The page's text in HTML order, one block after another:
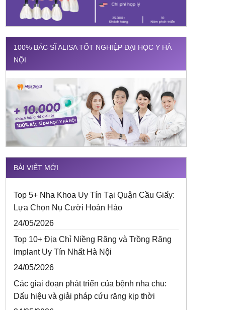
100% BÁC SĨ ALISA TỐT NGHIỆP ĐẠI HỌC Y HÀ
NỘI
BÀI VIẾT MỚI
Top 5+ Nha Khoa Uy Tín Tại Quận Cầu Giấy:
Lựa Chọn Nụ Cười Hoàn Hảo
24/05/2026
Top 10+ Địa Chỉ Niềng Răng và Trồng Răng
Implant Uy Tín Nhất Hà Nội
24/05/2026
Các giai đoạn phát triển của bệnh nha chu:
Dấu hiệu và giải pháp cứu răng kịp thời